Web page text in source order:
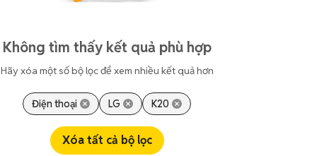
Không tìm thấy kết quả phù hợp
Hãy xóa một số bộ lọc để xem nhiều kết quả hơn
Điện thoại LG K20
Xóa tất cả bộ lọc